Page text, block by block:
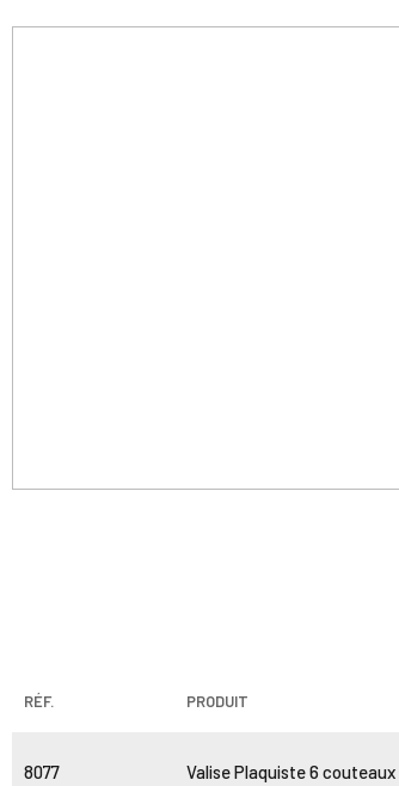
RÉF. PRODUIT
8077 Valise Plaquiste 6 couteaux